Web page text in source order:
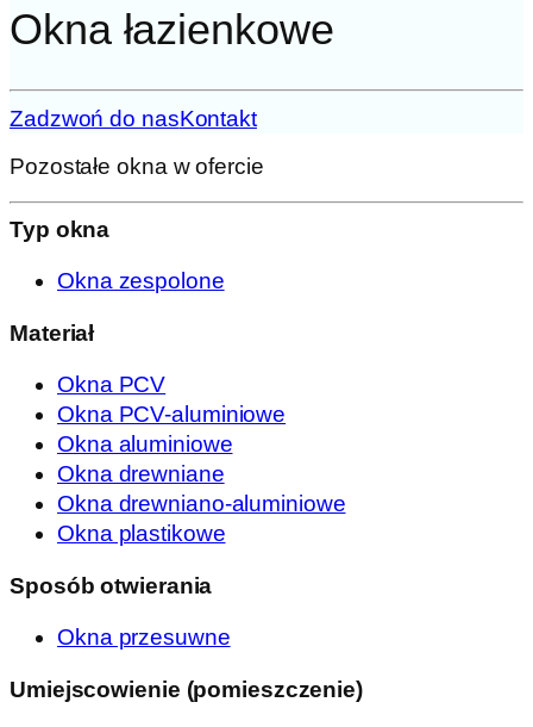
Okna łazienkowe
Zadzwoń do nasKontakt
Pozostałe okna w ofercie
Typ okna
Okna zespolone
Materiał
Okna PCV
Okna PCV-aluminiowe
Okna aluminiowe
Okna drewniane
Okna drewniano-aluminiowe
Okna plastikowe
Sposób otwierania
Okna przesuwne
Umiejscowienie (pomieszczenie)